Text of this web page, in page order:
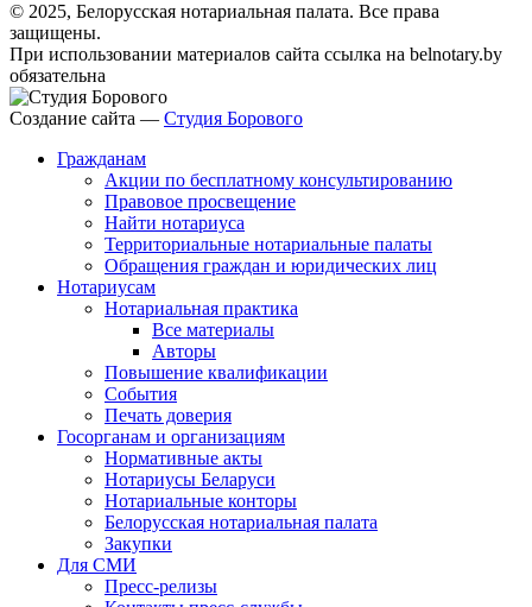
© 2025, Белорусская нотариальная палата. Все права
защищены.
При использовании материалов сайта ссылка на belnotary.by
обязательна
Создание сайта — Студия Борового
Гражданам
Акции по бесплатному консультированию
Правовое просвещение
Найти нотариуса
Территориальные нотариальные палаты
Обращения граждан и юридических лиц
Нотариусам
Нотариальная практика
Все материалы
Авторы
Повышение квалификации
События
Печать доверия
Госорганам и организациям
Нормативные акты
Нотариусы Беларуси
Нотариальные конторы
Белорусская нотариальная палата
Закупки
Для СМИ
Пресс-релизы